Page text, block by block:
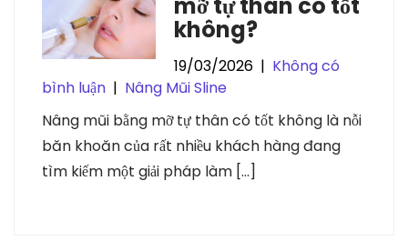
không?
19/03/2026 | Không có
bình luận | Nâng Mũi Sline
Nâng mũi bằng mỡ tự thân có tốt không là nỗi
băn khoăn của rất nhiều khách hàng đang
tìm kiếm một giải pháp làm […]